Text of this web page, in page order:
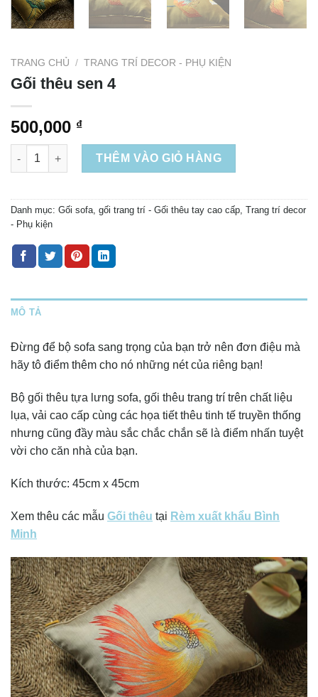
TRANG CHỦ / TRANG TRÍ DECOR - PHỤ KIỆN
Gối thêu sen 4
500,000 ₫
Gối thêu sen 4 số lượng
THÊM VÀO GIỎ HÀNG
Danh mục: Gối sofa, gối trang trí - Gối thêu tay cao cấp, Trang trí decor
- Phụ kiện
MÔ TẢ
Đừng để bộ sofa sang trọng của bạn trở nên đơn điệu mà
hãy tô điểm thêm cho nó những nét của riêng bạn!
Bộ gối thêu tựa lưng sofa, gối thêu trang trí trên chất liệu
lụa, vải cao cấp cùng các họa tiết thêu tinh tế truyền thống
nhưng cũng đầy màu sắc chắc chắn sẽ là điểm nhấn tuyệt
vời cho căn nhà của bạn.
Kích thước: 45cm x 45cm
Xem thêu các mẫu Gối thêu tại Rèm xuất khẩu Bình
Minh